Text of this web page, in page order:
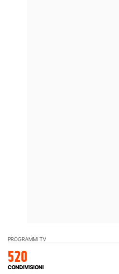
PROGRAMMI TV
520
CONDIVISIONI